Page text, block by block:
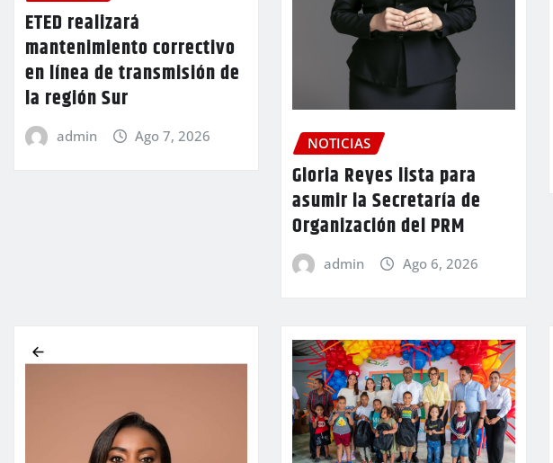
ETED realizará
mantenimiento correctivo
en línea de transmisión de
la región Sur
admin Ago 7, 2026 NOTICIAS
Gloria Reyes lista para
asumir la Secretaría de
Organización del PRM
admin Ago 6, 2026